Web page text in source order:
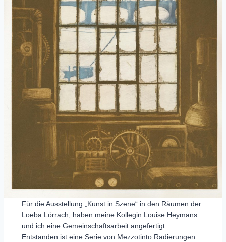
Für die Ausstellung „Kunst in Szene“ in den Räumen der
Loeba Lörrach, haben meine Kollegin Louise Heymans
und ich eine Gemeinschaftsarbeit angefertigt.
Entstanden ist eine Serie von Mezzotinto Radierungen: